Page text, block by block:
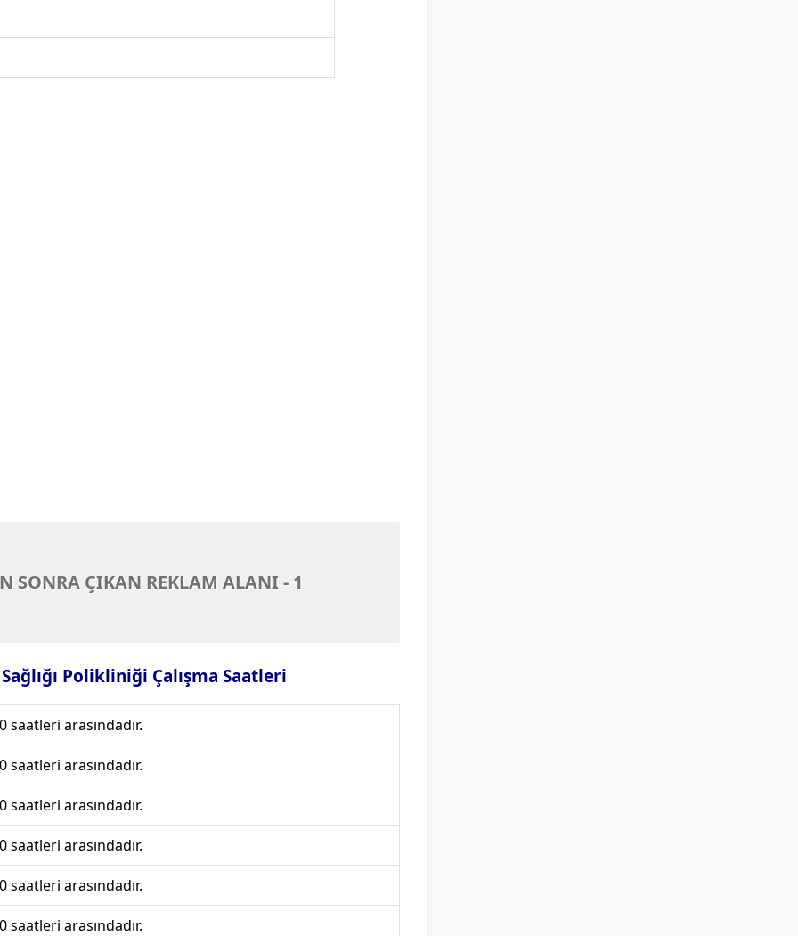
SONRA ÇIKAN REKLAM ALANI - 1
Polikliniği Çalışma Saatleri
saatleri arasındadır.
saatleri arasındadır.
saatleri arasındadır.
saatleri arasındadır.
saatleri arasındadır.
saatleri arasındadır.